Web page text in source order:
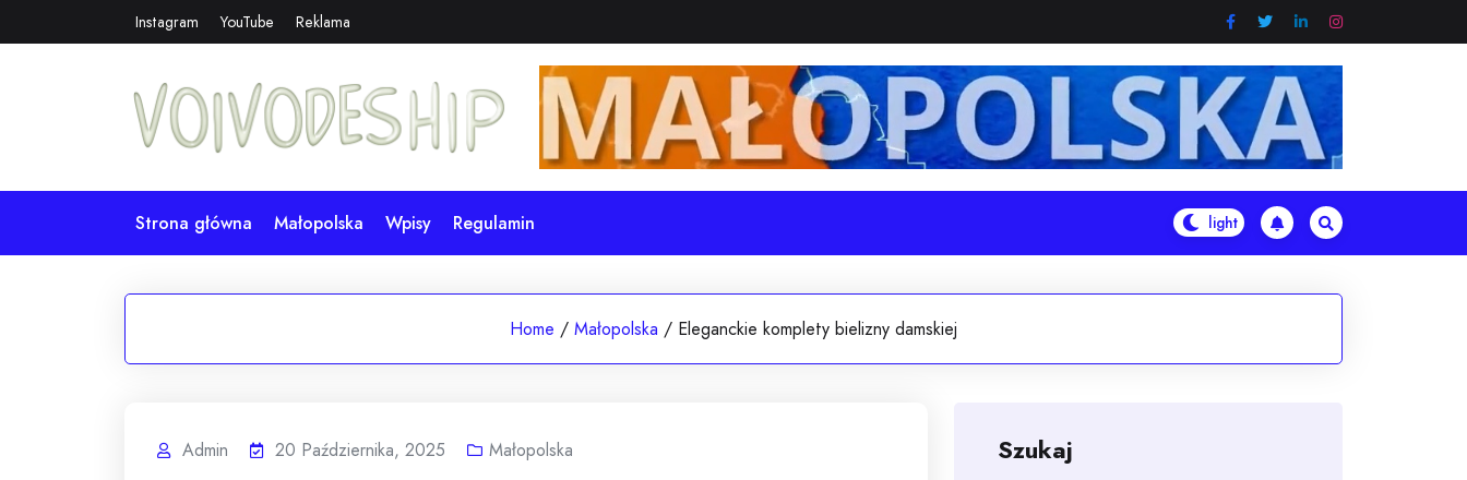
to
Instagram YouTube Reklama
Strona główna Małopolska Wpisy Regulamin
Home / Małopolska / Eleganckie komplety bielizny damskiej
Admin 20 Października, 2025 Małopolska Szukaj